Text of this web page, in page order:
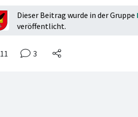
Dieser Beitrag wurde in der Gruppe
veröffentlicht.